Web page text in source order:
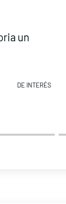
un
DE INTERÉS